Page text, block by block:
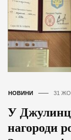
НОВИНИ 31
У
нагороди